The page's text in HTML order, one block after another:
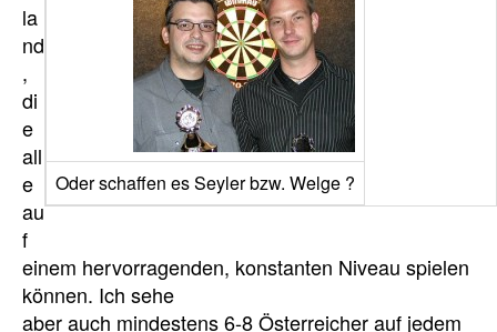
Oder schaffen es Seyler bzw. Welge ?
la
nd
,
di
e
all
e
au
f
einem hervorragenden, konstanten Niveau spielen
können. Ich sehe
aber auch mindestens 6-8 Österreicher auf jedem